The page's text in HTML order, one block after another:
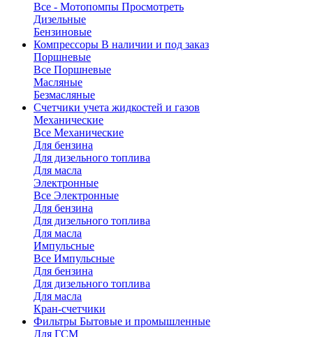
Все - Мотопомпы Просмотреть
Дизельные
Бензиновые
Компрессоры В наличии и под заказ
Поршневые
Все Поршневые
Масляные
Безмасляные
Счетчики учета жидкостей и газов
Механические
Все Механические
Для бензина
Для дизельного топлива
Для масла
Электронные
Все Электронные
Для бензина
Для дизельного топлива
Для масла
Импульсные
Все Импульсные
Для бензина
Для дизельного топлива
Для масла
Кран-счетчики
Фильтры Бытовые и промышленные
Для ГСМ